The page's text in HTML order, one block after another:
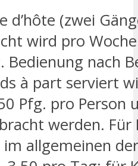
d’hôte (zwei
wird pro
Bedienung nach
à part serviert
Pfg. pro Person
werden.
allgemeinen der